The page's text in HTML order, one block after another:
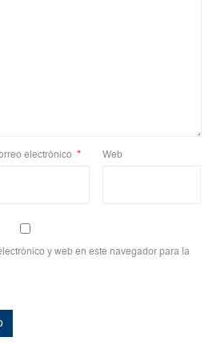
electrónico * Web
y web en este navegador para la